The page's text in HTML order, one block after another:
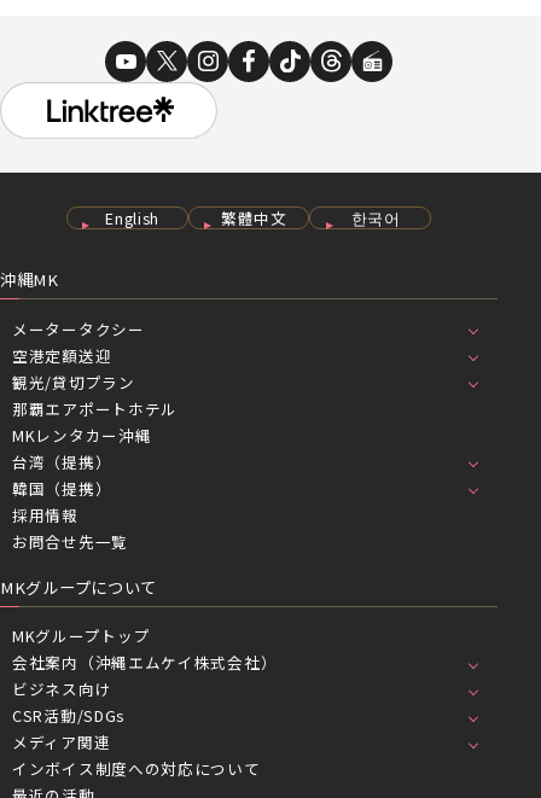
English 繁體中文 한국어
沖縄MK
メータータクシー
空港定額送迎
観光/貸切プラン
那覇エアポートホテル
MKレンタカー沖縄
台湾（提携）
韓国（提携）
採用情報
お問合せ先一覧
MKグループについて
MKグループトップ
会社案内（沖縄エムケイ株式会社）
ビジネス向け
CSR活動/SDGs
メディア関連
インボイス制度への対応について